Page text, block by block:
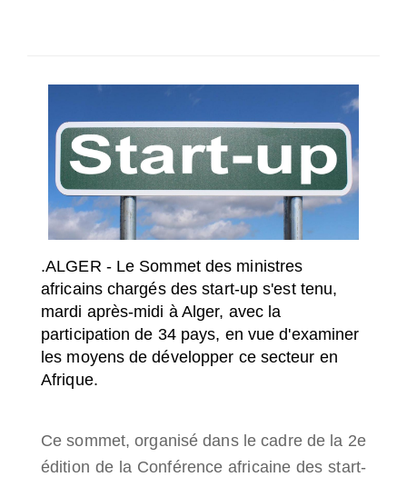
.ALGER - Le Sommet des ministres
africains chargés des start-up s'est tenu,
mardi après-midi à Alger, avec la
participation de 34 pays, en vue d'examiner
les moyens de développer ce secteur en
Afrique.
Ce sommet, organisé dans le cadre de la 2e
édition de la Conférence africaine des start-